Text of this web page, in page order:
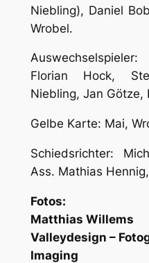
Niebling), Daniel
Wrobel.
Florian Hock,
Niebling, Jan Götze,
Gelbe Karte: Mai,
Schiedsrichter:
Ass. Mathias
Fotos:
Valleydesign –
Imaging